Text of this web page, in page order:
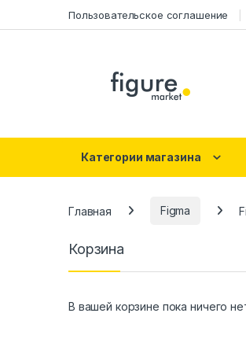
Пользовательское соглашение
Категории магазина
Главная Figma
Корзина
В вашей корзине пока ничего